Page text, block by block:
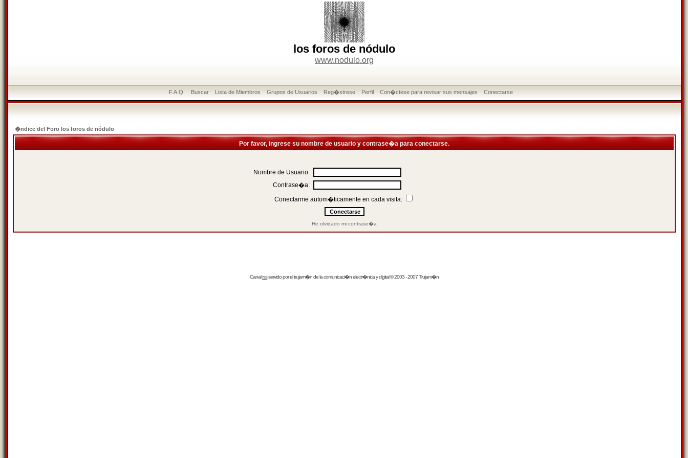
los foros de nódulo
www.nodulo.org
F.A.Q. Buscar Lista de Miembros Grupos de Usuarios Reg�strese Perfil Con�ctese para revisar sus mensajes Conectarse
�ndice del Foro los foros de nódulo
Por favor, ingrese su nombre de usuario y contrase�a para conectarse.
Nombre de Usuario:
Contrase�a:
Conectarme autom�ticamente en cada visita:
He olvidado mi contrase�a
Canalrssservido por eltrujam�nde la comunicaci�n electr�nica y digital © 2003 - 2007 Trujam�n